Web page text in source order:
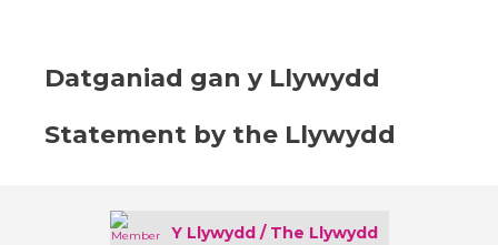
Datganiad gan y Llywydd
Statement by the Llywydd
Y Llywydd / The Llywydd